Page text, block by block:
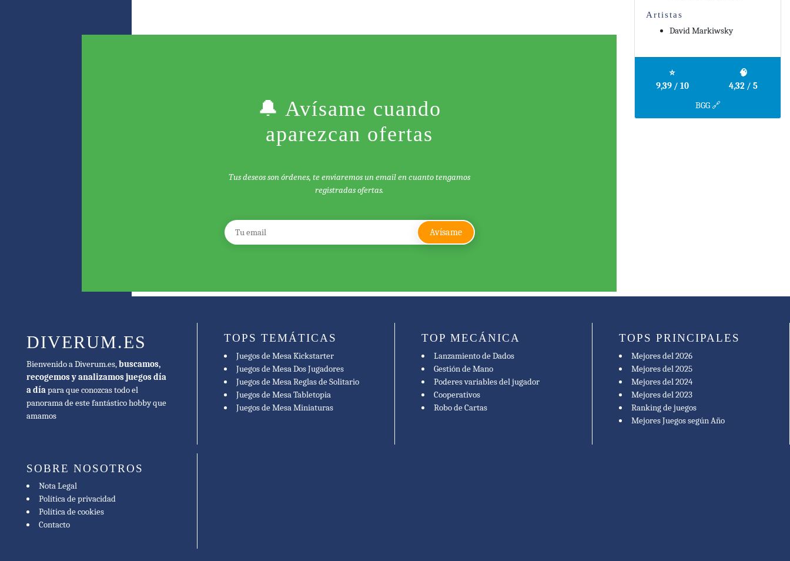
🔔 Avísame cuando
aparezcan ofertas
Tus deseos son órdenes, te enviaremos un email en cuanto tengamos
registradas ofertas.
Artistas
David Markiwsky
⭐
9,39 / 10
🧠
4,32 / 5
BGG 🔗
DIVERUM.ES
Bienvenido a Diverum.es,buscamos,
recogemos y analizamos juegos día
a díapara que conozcas todo el
panorama de este fantástico hobby que
amamos
TOPS TEMÁTICAS
Juegos de Mesa Kickstarter
Juegos de Mesa Dos Jugadores
Juegos de Mesa Reglas de Solitario
Juegos de Mesa Tabletopia
Juegos de Mesa Miniaturas
TOP MECÁNICA
Lanzamiento de Dados
Gestión de Mano
Poderes variables del jugador
Cooperativos
Robo de Cartas
TOPS PRINCIPALES
Mejores del 2026
Mejores del 2025
Mejores del 2024
Mejores del 2023
Ranking de juegos
Mejores Juegos según Año
SOBRE NOSOTROS
Nota Legal
Política de privacidad
Política de cookies
Contacto